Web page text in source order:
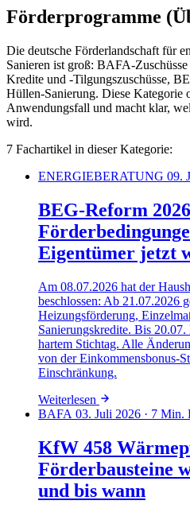
Förderprogramme
Die deutsche Förderlandschaft für
Sanieren ist groß: BAFA-
Kredite und -Tilgungszuschüsse,
Hüllen-Sanierung. Diese Kategorie
Anwendungsfall und macht klar,
wird.
7 Fachartikel in dieser Kategorie:
ENERGIEBERATUNG 09.
BEG-Reform
Eigentümer jetzt
Am 08.07.2026 hat der
beschlossen: Ab 21.07.2026
Heizungsförderung,
Sanierungskredite. Bis
hartem Stichtag. Alle
von der Einkommensbonus-
Einschränkung.
Weiterlesen
BAFA 03. Juli 2026 · 7 Min.
KfW 458
Förderbausteine
und bis wann